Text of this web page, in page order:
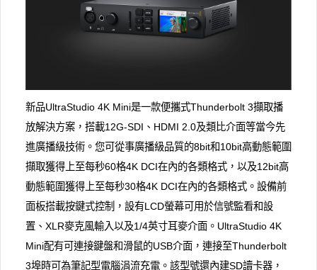
新品UltraStudio 4K Mini是一款便攜式Thunderbolt 3擷取播
放解決方案，搭載12G-SDI、HDMI 2.0及類比介面等當今先
進廣播級技術。您可從事廣播級品質的8bit和10bit高動態範圍
擷取獲得上至每秒60格4K DCI在內的各類格式，以及12bit高
動態範圍獲得上至每秒30格4K DCI在內的各類格式。設備前
面板搭載按鍵式控制，設有LCD螢幕可用於信號監看和設
置、XLR麥克風輸入以及1/4英寸耳麥介面。UltraStudio 4K
Mini配有可連接鍵盤和滑鼠的USB介面，連接至Thunderbolt
3埠時可為筆記型電腦涓流充電。該型號還內建SD讀卡器，